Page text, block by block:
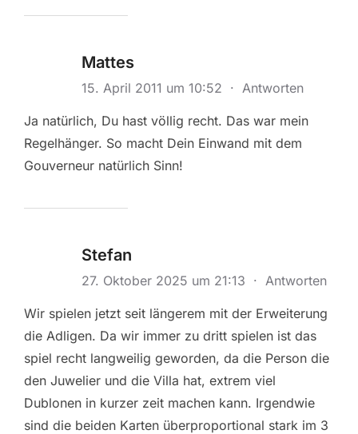
Mattes
15. April 2011 um 10:52 · Antworten
Ja natürlich, Du hast völlig recht. Das war mein
Regelhänger. So macht Dein Einwand mit dem
Gouverneur natürlich Sinn!
Stefan
27. Oktober 2025 um 21:13 · Antworten
Wir spielen jetzt seit längerem mit der Erweiterung
die Adligen. Da wir immer zu dritt spielen ist das
spiel recht langweilig geworden, da die Person die
den Juwelier und die Villa hat, extrem viel
Dublonen in kurzer zeit machen kann. Irgendwie
sind die beiden Karten überproportional stark im 3